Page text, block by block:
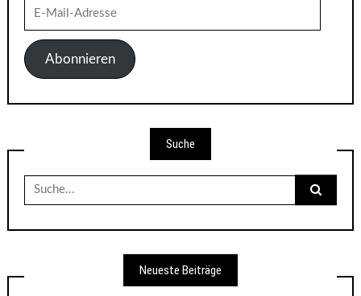
Mail-
AdresseAbonnieren
Suche
Suche
nach:
Neueste Beiträge